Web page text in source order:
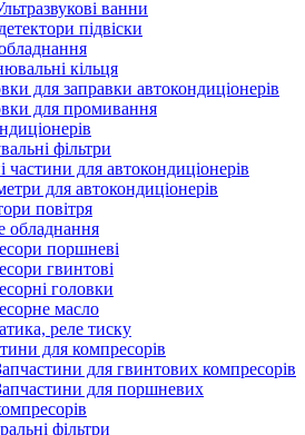
ванни
підвіски
кільця
для заправки автокондиціонерів
для промивання
фільтри
частини для автокондиціонерів
для автокондиціонерів
повітря
обладнання
поршневі
гвинтові
головки
масло
реле тиску
для компресорів
для гвинтових компресорів
для поршневих
фільтри